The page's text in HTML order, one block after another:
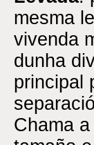
mesma
vivenda
dunha
principal
Chama